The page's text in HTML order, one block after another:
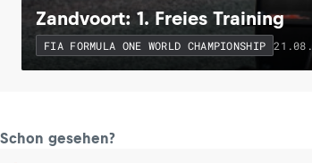
Zandvoort: 1. Freies Training
FIA FORMULA ONE WORLD CHAMPIONSHIP
Schon gesehen?